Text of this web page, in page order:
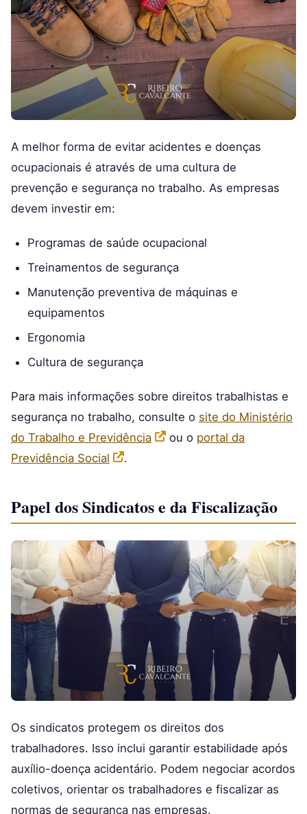
A melhor forma de evitar acidentes e doenças
ocupacionais é através de uma cultura de
prevenção e segurança no trabalho. As empresas
devem investir em:
Programas de saúde ocupacional
Treinamentos de segurança
Manutenção preventiva de máquinas e
equipamentos
Ergonomia
Cultura de segurança
Para mais informações sobre direitos trabalhistas e
segurança no trabalho, consulte o site do Ministério
do Trabalho e Previdência
ou o portal da
Previdência Social
.
Papel dos Sindicatos e da Fiscalização
Os sindicatos protegem os direitos dos
trabalhadores. Isso inclui garantir estabilidade após
auxílio-doença acidentário. Podem negociar acordos
coletivos, orientar os trabalhadores e fiscalizar as
normas de segurança nas empresas.